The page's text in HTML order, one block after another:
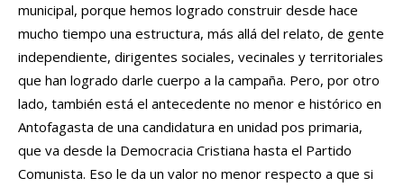
municipal, porque hemos logrado construir desde hace
mucho tiempo una estructura, más allá del relato, de gente
independiente, dirigentes sociales, vecinales y territoriales
que han logrado darle cuerpo a la campaña. Pero, por otro
lado, también está el antecedente no menor e histórico en
Antofagasta de una candidatura en unidad pos primaria,
que va desde la Democracia Cristiana hasta el Partido
Comunista. Eso le da un valor no menor respecto a que si